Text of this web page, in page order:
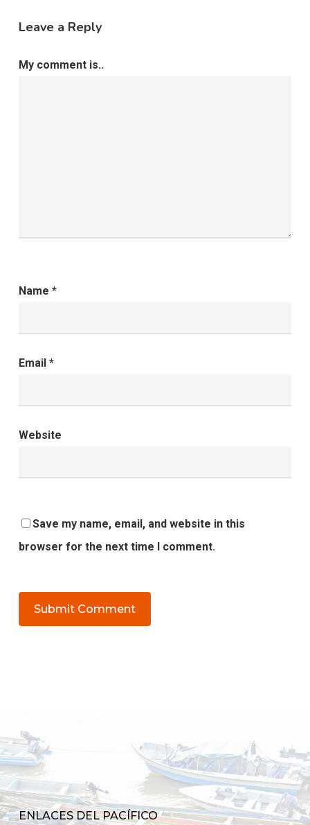
Leave a Reply
My comment is..
Name *
Email *
Website
Save my name, email, and website in this
browser for the next time I comment.
ENLACES DEL PACÍFICO